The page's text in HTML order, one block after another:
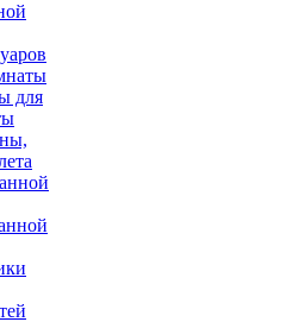
для